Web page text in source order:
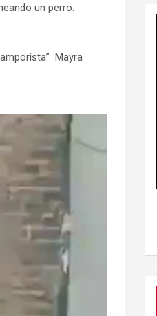
un perro.
Mayra